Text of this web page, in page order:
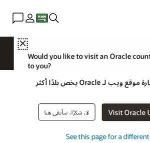
Close
Would you like to visit an Oracle
to you?
هل ترغب في زيارة موقع ويب لـ Oracle يخص بلدًا أكثر
Visit Oracle لا، شكرًا، سأبقى هنا
See this page for a
ما المقصود بـ ERP للشركات